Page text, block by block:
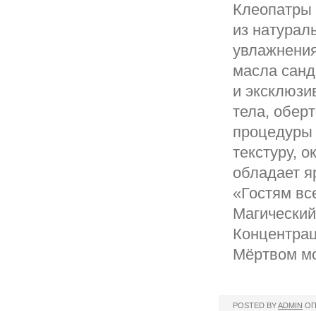
Клеопатры
из
масла
и
тела,
процедуры
текстуру,
обладает
«Гостям
Мёртвом
POSTED BYADMIN